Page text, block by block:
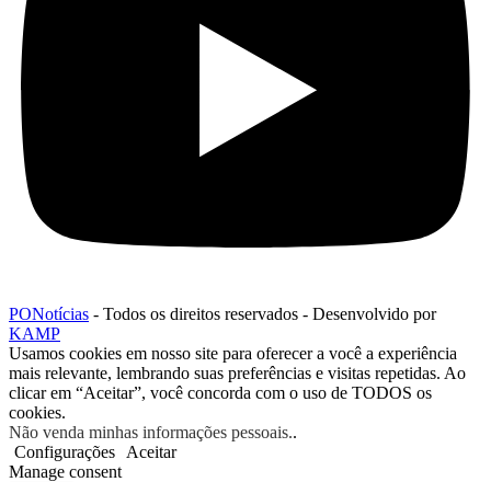
PONotícias - Todos os direitos reservados - Desenvolvido por
KAMP
Usamos cookies em nosso site para oferecer a você a experiência
mais relevante, lembrando suas preferências e visitas repetidas. Ao
clicar em “Aceitar”, você concorda com o uso de TODOS os
cookies.
Não venda minhas informações pessoais..
Configurações
Aceitar
Manage consent